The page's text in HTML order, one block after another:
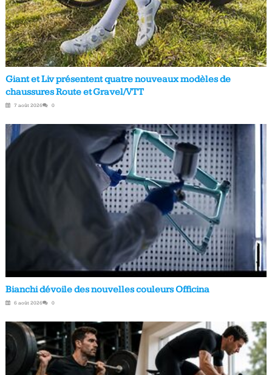
Giant et Liv présentent quatre nouveaux modèles de
chaussures Route et Gravel/VTT
7 août 2026 0
Bianchi dévoile des nouvelles couleurs Officina
6 août 2026 0